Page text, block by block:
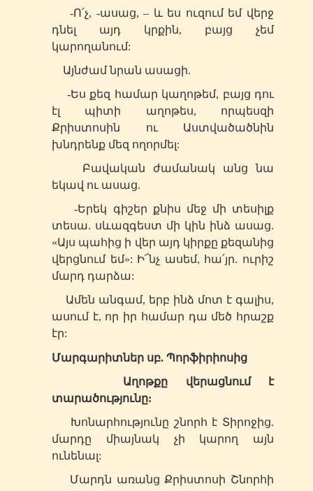
-Ո՛չ, -ասաց, – և ես ուզում եմ վերջ
դնել այդ կրքին, բայց չեմ
կարողանում:
Այնժամ նրան ասացի.
-Ես քեզ համար կաղոթեմ, բայց դու
էլ պիտի աղոթես, որպեսզի
Քրիստոսին ու Աստվածածնին
խնդրենք մեզ ողորմել:
Բավական ժամանակ անց նա
եկավ ու ասաց.
-Երեկ գիշեր քնիս մեջ մի տեսիլք
տեսա. սևազգեստ մի կին ինձ ասաց.
«Այս պահից ի վեր այդ կիրքը քեզանից
վերցնում եմ»: Ի՜նչ ասեմ, հա՛յր. ուրիշ
մարդ դարձա:
Ամեն անգամ, երբ ինձ մոտ է գալիս,
ասում է, որ իր համար դա մեծ հրաշք
էր:
Մարգարիտներ սբ. Պորֆիրիոսից
Աղոթքը վերացնում է
տարածությունը:
Խոնարհությունը շնորհ է Տիրոջից.
մարդը միայնակ չի կարող այն
ունենալ:
Մարդն առանց Քրիստոսի Շնորհի